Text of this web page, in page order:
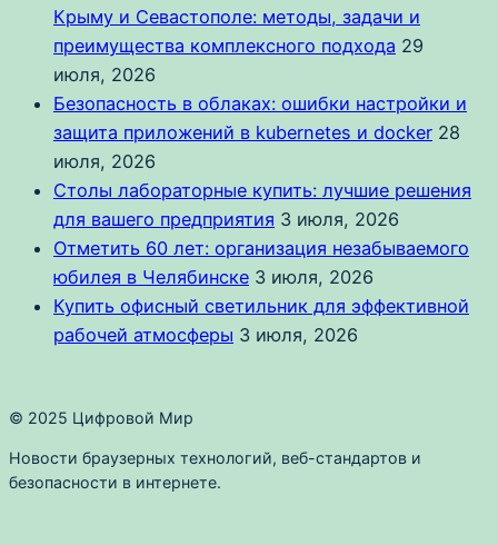
Крыму и Севастополе: методы, задачи и
преимущества комплексного подхода 29
июля, 2026
Безопасность в облаках: ошибки настройки и
защита приложений в kubernetes и docker 28
июля, 2026
Столы лабораторные купить: лучшие решения
для вашего предприятия 3 июля, 2026
Отметить 60 лет: организация незабываемого
юбилея в Челябинске 3 июля, 2026
Купить офисный светильник для эффективной
рабочей атмосферы 3 июля, 2026
© 2025 Цифровой Мир
Новости браузерных технологий, веб-стандартов и
безопасности в интернете.